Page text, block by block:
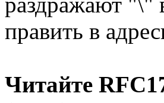
править в
Читайте